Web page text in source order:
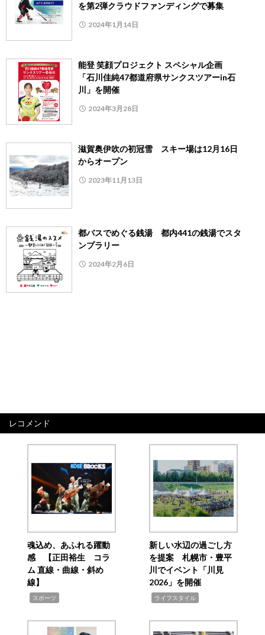
を第2弾クラウドファンディングで募集
2024年1月14日
能登 笑顔プロジェクト スペシャル企画
「石川佳純47都道府県サンクスツアーin石
川」を開催
2024年3月28日
滋賀奥伊吹の初冠雪 スキー場は12月16日
からオープン
2023年11月13日
都バスでめぐる銭湯 都内441の銭湯でスタ
ンプラリー
2024年2月6日
レコメンド
魂込め、あふれる躍動
感 【正田裕生 コラ
ム 直線・曲線・斜め
線】
スポーツ
新しい水辺の過ごし方
を提案 札幌市・豊平
川でイベント「川見
2026」を開催
ライフスタイル